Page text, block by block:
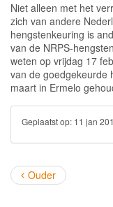
Niet alleen met het
zich van andere
hengstenkeuring is
van de NRPS-
weten op vrijdag 17
van de goedgekeurde
maart in Ermelo
Geplaatst op: 11 jan
Ouder